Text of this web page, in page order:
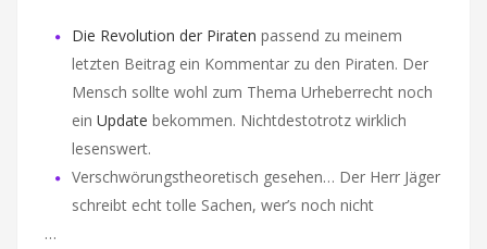
Die Revolution der Piraten passend zu meinem
letzten Beitrag ein Kommentar zu den Piraten. Der
Mensch sollte wohl zum Thema Urheberrecht noch
ein Update bekommen. Nichtdestotrotz wirklich
lesenswert.
Verschwörungstheoretisch gesehen… Der Herr Jäger
schreibt echt tolle Sachen, wer’s noch nicht
…